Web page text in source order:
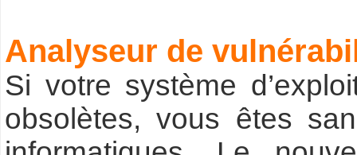
Analyseur de
Si votre système
obsolètes, vous êtes